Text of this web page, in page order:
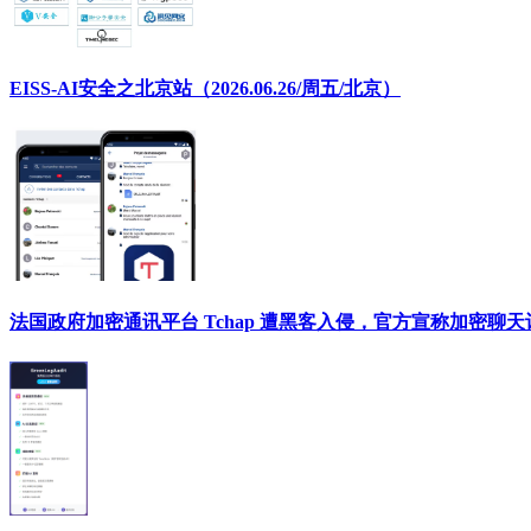
EISS-AI安全之北京站（2026.06.26/周五/北京）
法国政府加密通讯平台 Tchap 遭黑客入侵，官方宣称加密聊天